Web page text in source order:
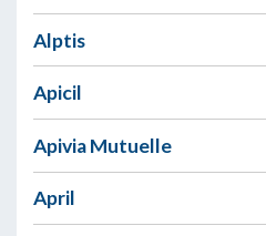
Alptis
Apicil
Apivia Mutuelle
April